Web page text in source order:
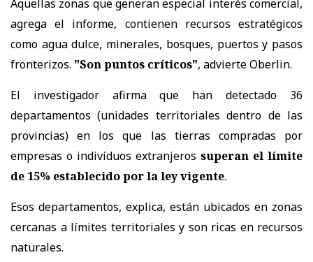
Aquellas zonas que generan especial interés comercial,
agrega el informe, contienen recursos estratégicos
como agua dulce, minerales, bosques, puertos y pasos
fronterizos. "Son puntos críticos", advierte Oberlin.
El investigador afirma que han detectado 36
departamentos (unidades territoriales dentro de las
provincias) en los que las tierras compradas por
empresas o indivíduos extranjeros superan el límite
de 15% establecido por la ley vigente.
Esos departamentos, explica, están ubicados en zonas
cercanas a límites territoriales y son ricas en recursos
naturales.